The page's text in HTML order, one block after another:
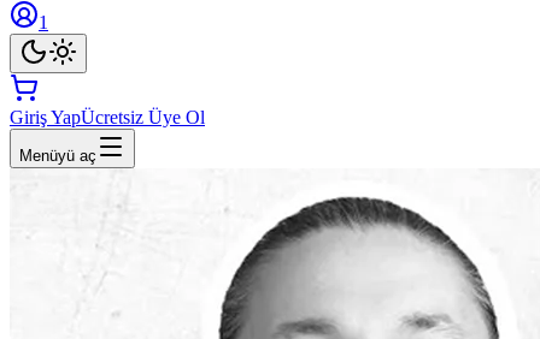
1
Giriş YapÜcretsiz Üye Ol
Menüyü aç